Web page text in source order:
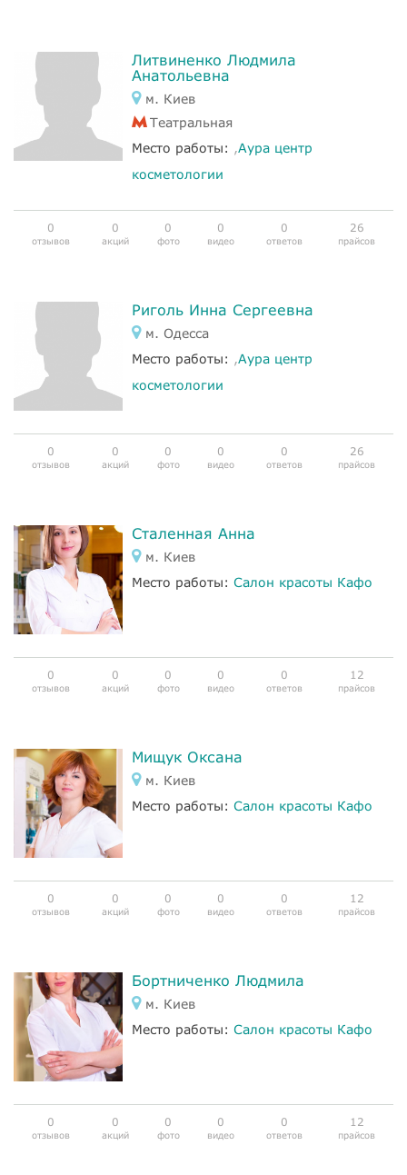
Литвиненко Людмила
Анатольевна
м. Киев
Театральная
Место работы: ,Аура центр
косметологии
0
отзывов
0
акций
0
фото
0
видео
0
ответов
26
прайсов
Риголь Инна Сергеевна
м. Одесса
Место работы: ,Аура центр
косметологии
0
отзывов
0
акций
0
фото
0
видео
0
ответов
26
прайсов
Сталенная Анна
м. Киев
Место работы: Салон красоты Кафо
0
отзывов
0
акций
0
фото
0
видео
0
ответов
12
прайсов
Мищук Оксана
м. Киев
Место работы: Салон красоты Кафо
0
отзывов
0
акций
0
фото
0
видео
0
ответов
12
прайсов
Бортниченко Людмила
м. Киев
Место работы: Салон красоты Кафо
0
отзывов
0
акций
0
фото
0
видео
0
ответов
12
прайсов